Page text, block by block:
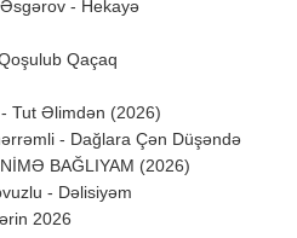
- Hekayə
Qaçaq
Tut Əlimdən (2026)
- Dağlara Çən Düşəndə
BAĞLIYAM (2026)
- Dəlisiyəm
2026